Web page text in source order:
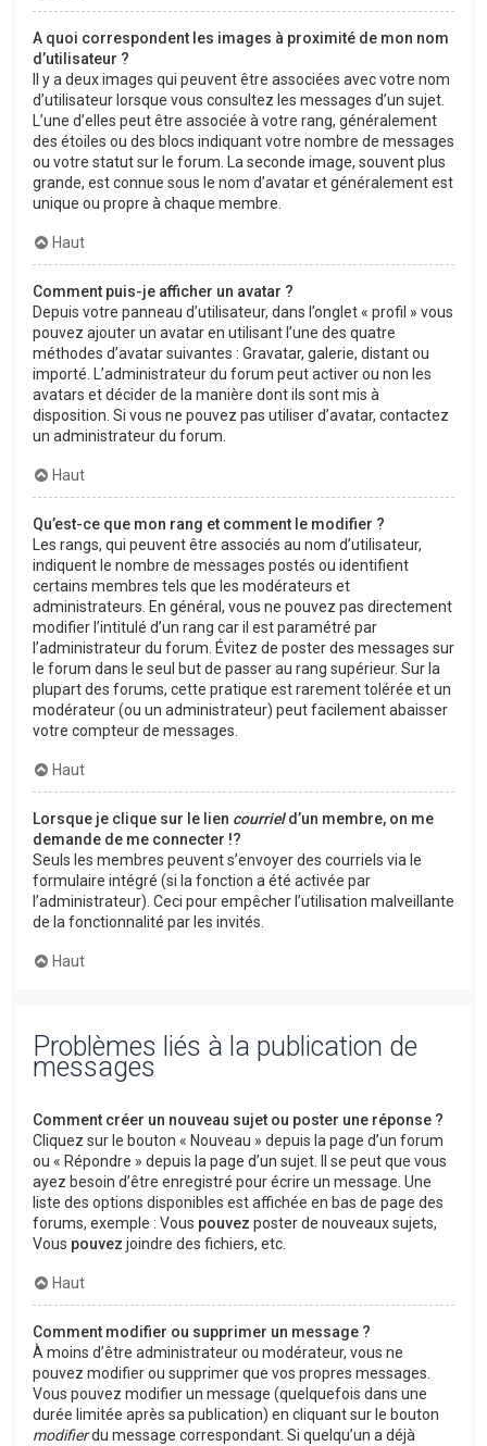
A quoi correspondent les images à proximité de mon nom
d’utilisateur ?
Il y a deux images qui peuvent être associées avec votre nom
d’utilisateur lorsque vous consultez les messages d’un sujet.
L’une d’elles peut être associée à votre rang, généralement
des étoiles ou des blocs indiquant votre nombre de messages
ou votre statut sur le forum. La seconde image, souvent plus
grande, est connue sous le nom d’avatar et généralement est
unique ou propre à chaque membre.
Haut
Comment puis-je afficher un avatar ?
Depuis votre panneau d’utilisateur, dans l’onglet « profil » vous
pouvez ajouter un avatar en utilisant l’une des quatre
méthodes d’avatar suivantes : Gravatar, galerie, distant ou
importé. L’administrateur du forum peut activer ou non les
avatars et décider de la manière dont ils sont mis à
disposition. Si vous ne pouvez pas utiliser d’avatar, contactez
un administrateur du forum.
Haut
Qu’est-ce que mon rang et comment le modifier ?
Les rangs, qui peuvent être associés au nom d’utilisateur,
indiquent le nombre de messages postés ou identifient
certains membres tels que les modérateurs et
administrateurs. En général, vous ne pouvez pas directement
modifier l’intitulé d’un rang car il est paramétré par
l’administrateur du forum. Évitez de poster des messages sur
le forum dans le seul but de passer au rang supérieur. Sur la
plupart des forums, cette pratique est rarement tolérée et un
modérateur (ou un administrateur) peut facilement abaisser
votre compteur de messages.
Haut
Lorsque je clique sur le lien courrield’un membre, on me
demande de me connecter !?
Seuls les membres peuvent s’envoyer des courriels via le
formulaire intégré (si la fonction a été activée par
l’administrateur). Ceci pour empêcher l’utilisation malveillante
de la fonctionnalité par les invités.
Haut
Problèmes liés à la publication de
messages
Comment créer un nouveau sujet ou poster une réponse ?
Cliquez sur le bouton « Nouveau » depuis la page d’un forum
ou « Répondre » depuis la page d’un sujet. Il se peut que vous
ayez besoin d’être enregistré pour écrire un message. Une
liste des options disponibles est affichée en bas de page des
forums, exemple : Vous pouvez poster de nouveaux sujets,
Vous pouvez joindre des fichiers, etc.
Haut
Comment modifier ou supprimer un message ?
À moins d’être administrateur ou modérateur, vous ne
pouvez modifier ou supprimer que vos propres messages.
Vous pouvez modifier un message (quelquefois dans une
durée limitée après sa publication) en cliquant sur le bouton
modifierdu message correspondant. Si quelqu’un a déjà